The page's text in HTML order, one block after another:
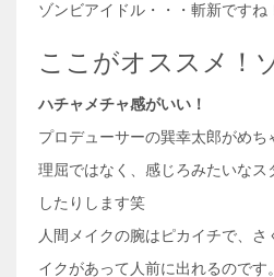
ゾンビアイドル・・・斬新ですね
ここがオススメ！
ハチャメチャ感がいい！
プロデューサーの巽幸太郎がめち
理屈ではなく、感じろみたいなス
したりします笑
人間メイクの腕はピカイチで、さ
イクがあって人前に出れるのです。